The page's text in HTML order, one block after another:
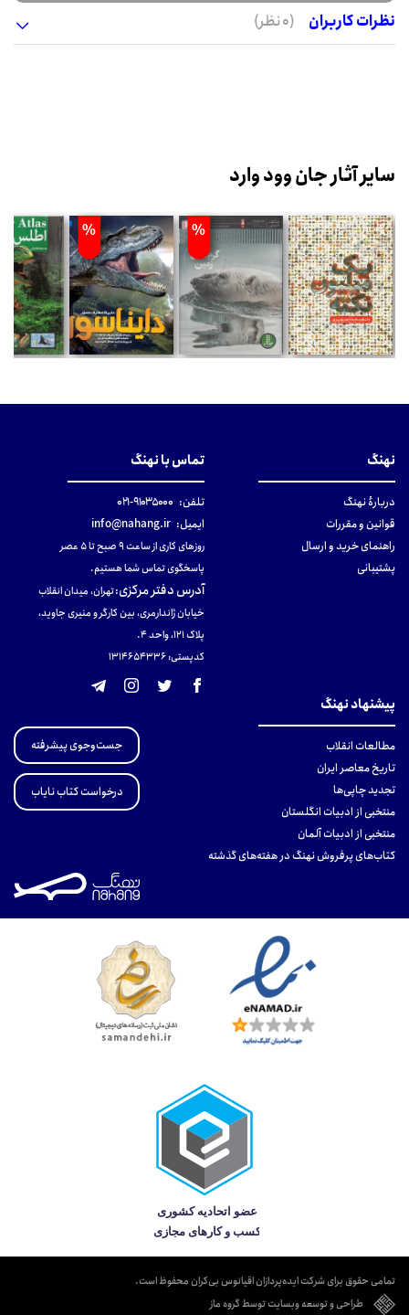
نظرات کاربران
(0 نظر)
سایر آثار جان وود وارد
%
%
نهنگ
دربارهٔ نهنگ
قوانین و مقررات
راهنمای خرید و ارسال
پشتیبانی
تماس با نهنگ
تلفن: ۹۱۰۳۵۰۰۰-۰۲۱
ایمیل: info@nahang.ir
روزهای کاری از ساعت ۹ صبح تا ۵ عصر
پاسخگوی تماس شما هستیم.
آدرس دفتر مرکزی:تهران، میدان انقلاب
خیابان ژاندارمری، بین کارگر و منیری جاوید،
پلاک 121، واحد ۴.
کدپستی: 131465433۶
پیشنهاد نهنگ
مطالعات انقلاب
تاریخ معاصر ایران
تجدید چاپی‌ها
منتخبی از ادبیات انگلستان
منتخبی از ادبیات آلمان
کتاب‌های پرفروش نهنگ در هفته‌های گذشته
جست‌وجوی پیشرفته
درخواست کتاب نایاب
تمامی حقوق برای شرکت ایده‌پردازان اقیانوس بی‌کران محفوظ است.
طراحی و توسعه وبسایت توسط گروه ماز